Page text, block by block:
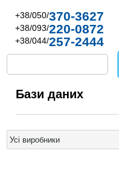
+38/050/370-3627
+38/093/220-0872
+38/044/257-2444
Бази даних